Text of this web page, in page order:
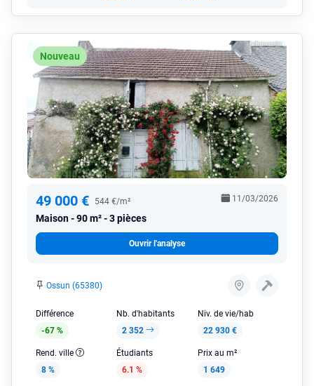
Nouveau
49 000 € 544 €/m²
Maison 90 m² - 3 pièces
11/03/2026
Ouvrir l'analyse
Ossun (65380)
Différence
-67 %
Nb. d'habitants
2 352
Niv. de vie/hab
22 930 €
Rend. ville
8 %
Étudiants
6.1 %
Prix au m²
1 649